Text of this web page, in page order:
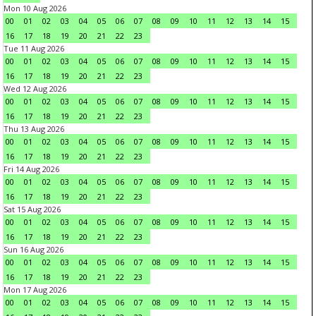
Mon 10 Aug 2026
00
01 02 03 04 05 06 07 08 09 10 11 12 13 14
15
16
17 18 19 20 21 22
23
Tue 11 Aug 2026
00
01 02 03 04 05 06 07 08 09 10 11 12 13 14
15
16
17 18 19 20 21 22
23
Wed 12 Aug 2026
00
01 02 03 04 05 06 07 08 09 10 11 12 13 14
15
16
17 18 19 20 21 22
23
Thu 13 Aug 2026
00
01 02 03 04 05 06 07 08 09 10 11 12 13 14
15
16
17 18 19 20 21 22
23
Fri 14 Aug 2026
00
01 02 03 04 05 06 07 08 09 10 11 12 13 14
15
16
17 18 19 20 21 22
23
Sat 15 Aug 2026
00
01 02 03 04 05 06 07 08 09 10 11 12 13 14
15
16
17 18 19 20 21 22
23
Sun 16 Aug 2026
00
01 02 03 04 05 06 07 08 09 10 11 12 13 14
15
16
17 18 19 20 21 22
23
Mon 17 Aug 2026
00
01 02 03 04 05 06 07 08 09 10 11 12 13 14
15